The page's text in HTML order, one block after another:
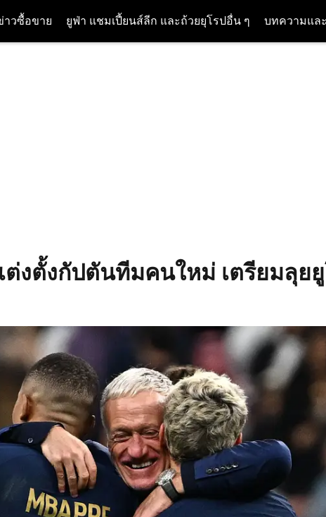
าวซื้อขาย ยูฟ่า แชมเปี้ยนส์ลีก และถ้วยยุโรปอื่น ๆ บทความแล
งตั้งกัปตันทีมคนใหม่ เตรียมลุย